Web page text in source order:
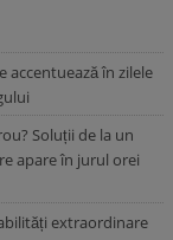
accentuează în zilele
Soluții de la un
apare în jurul orei
extraordinare